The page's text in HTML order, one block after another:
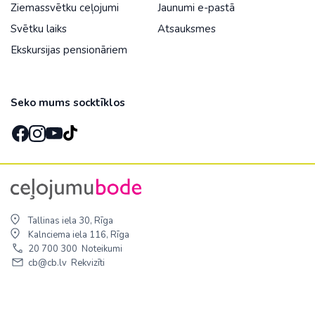
Ziemassvētku ceļojumi
Svētku laiks
Ekskursijas pensionāriem
Jaunumi e-pastā
Atsauksmes
Seko mums socktīklos
Tallinas iela 30, Rīga
Kalnciema iela 116, Rīga
20 700 300 Noteikumi
cb@cb.lv Rekvizīti